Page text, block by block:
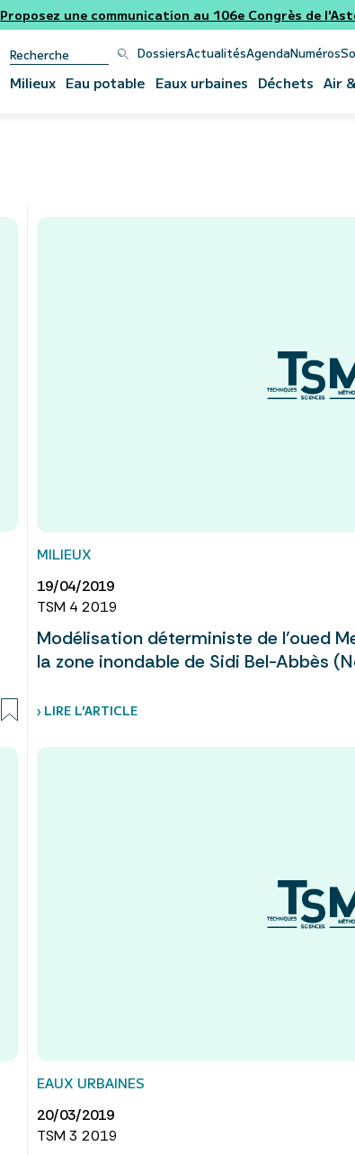
Proposez une communication au 106e Congrès de
DossiersActualitésAgendaNuméros
Milieux Eau potable Eaux urbaines Déchets Air
MILIEUX
19/04/2019
TSM 4 2019
Modélisation déterministe de l’oued
la zone inondable de Sidi Bel-Abbès
› LIRE L’ARTICLE
EAUX URBAINES
20/03/2019
TSM 3 2019